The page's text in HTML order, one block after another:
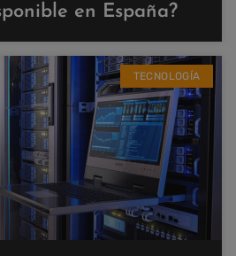
en España?
TECNOLOGÍA